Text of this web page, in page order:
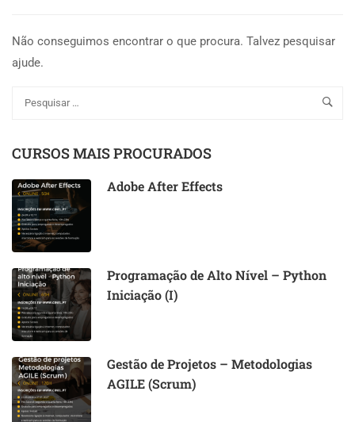
Não conseguimos encontrar o que procura. Talvez pesquisar
ajude.
CURSOS MAIS PROCURADOS
Adobe After Effects
Programação de Alto Nível – Python
Iniciação (I)
Gestão de Projetos – Metodologias
AGILE (Scrum)